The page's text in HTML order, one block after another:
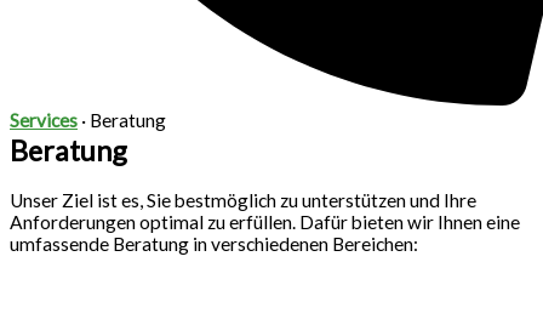
Services · Beratung
Beratung
Unser Ziel ist es, Sie bestmöglich zu unterstützen und Ihre
Anforderungen optimal zu erfüllen. Dafür bieten wir Ihnen eine
umfassende Beratung in verschiedenen Bereichen: